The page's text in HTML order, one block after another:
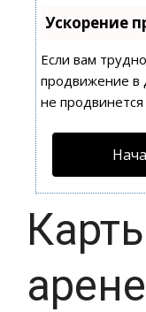
Ускорение
Если вам
продвижение в
не
арене